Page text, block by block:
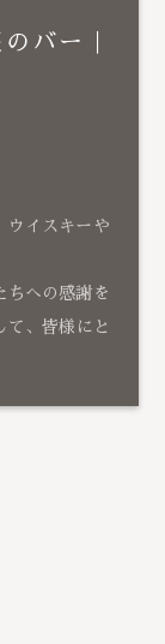
バー｜
ウイスキーや
ちへの感謝を
て、皆様にと